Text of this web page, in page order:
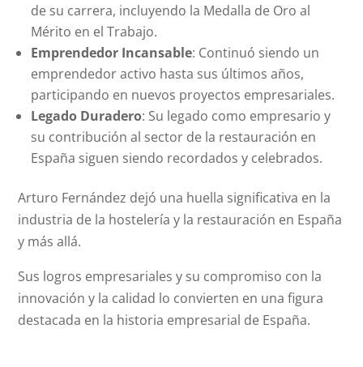
de su carrera, incluyendo la Medalla de Oro al
Mérito en el Trabajo.
Emprendedor Incansable: Continuó siendo un
emprendedor activo hasta sus últimos años,
participando en nuevos proyectos empresariales.
Legado Duradero: Su legado como empresario y
su contribución al sector de la restauración en
España siguen siendo recordados y celebrados.
Arturo Fernández dejó una huella significativa en la
industria de la hostelería y la restauración en España
y más allá.
Sus logros empresariales y su compromiso con la
innovación y la calidad lo convierten en una figura
destacada en la historia empresarial de España.